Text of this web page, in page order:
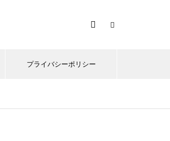
プライバシーポリシー